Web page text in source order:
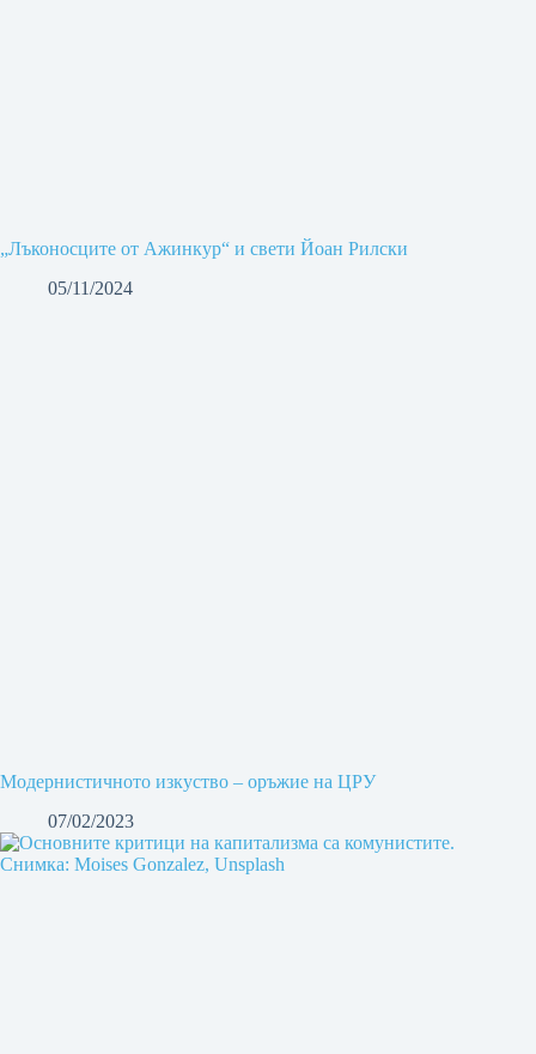
„Лъконосците от Ажинкур“ и свети Йоан Рилски
05/11/2024
Модернистичното изкуство – оръжие на ЦРУ
07/02/2023